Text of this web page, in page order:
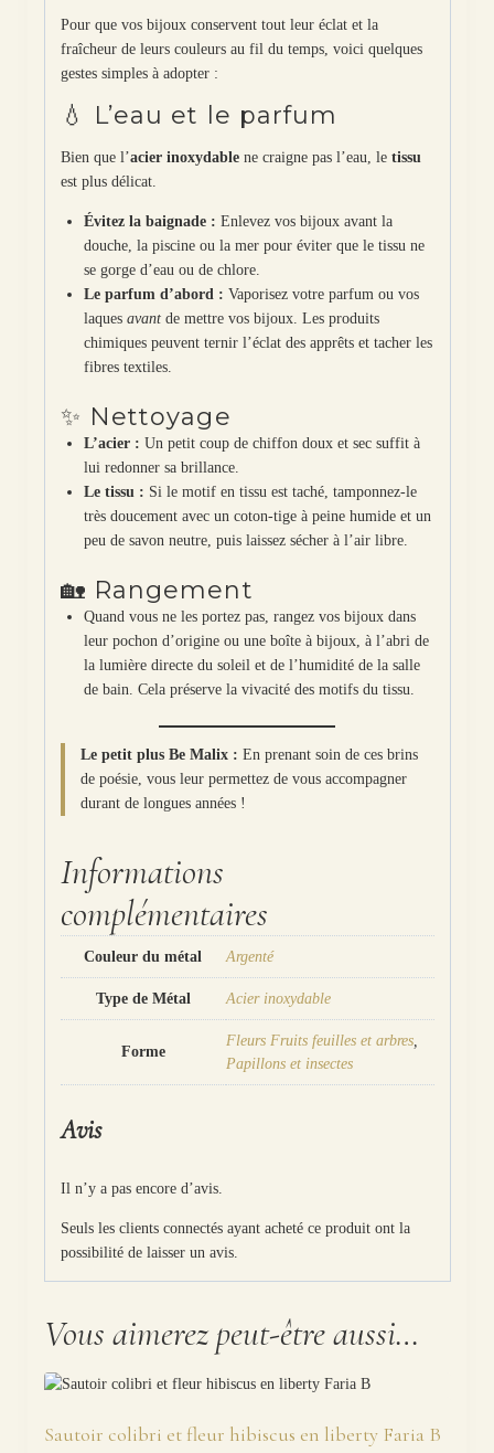
Pour que vos bijoux conservent tout leur éclat et la
fraîcheur de leurs couleurs au fil du temps, voici quelques
gestes simples à adopter :
💧 L’eau et le parfum
Bien que l’acier inoxydablene craigne pas l’eau, le tissu
est plus délicat.
Évitez la baignade : Enlevez vos bijoux avant la
douche, la piscine ou la mer pour éviter que le tissu ne
se gorge d’eau ou de chlore.
Le parfum d’abord : Vaporisez votre parfum ou vos
laques avantde mettre vos bijoux. Les produits
chimiques peuvent ternir l’éclat des apprêts et tacher les
fibres textiles.
✨ Nettoyage
L’acier : Un petit coup de chiffon doux et sec suffit à
lui redonner sa brillance.
Le tissu : Si le motif en tissu est taché, tamponnez-le
très doucement avec un coton-tige à peine humide et un
peu de savon neutre, puis laissez sécher à l’air libre.
🏡 Rangement
Quand vous ne les portez pas, rangez vos bijoux dans
leur pochon d’origine ou une boîte à bijoux, à l’abri de
la lumière directe du soleil et de l’humidité de la salle
de bain. Cela préserve la vivacité des motifs du tissu.
Le petit plus Be Malix : En prenant soin de ces brins
de poésie, vous leur permettez de vous accompagner
durant de longues années !
Informations
complémentaires
Couleur du métal Argenté
Type de Métal Acier inoxydable
Forme
Fleurs Fruits feuilles et arbres,
Papillons et insectes
Avis
Il n’y a pas encore d’avis.
Seuls les clients connectés ayant acheté ce produit ont la
possibilité de laisser un avis.
Vous aimerez peut-être aussi…
Sautoir colibri et fleur hibiscus en liberty Faria B